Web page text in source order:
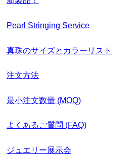
Pearl Stringing Service
真珠のサイズとカラーリスト
注文方法
最小注文数量 (MOQ)
よくあるご質問 (FAQ)
ジュエリー展示会